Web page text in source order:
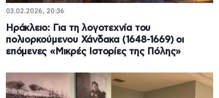
03.02.2026, 20:36
Ηράκλειο: Για τη λογοτεχνία του
πολιορκούμενου Χάνδακα (1648-1669) οι
επόμενες «Μικρές Ιστορίες της Πόλης»